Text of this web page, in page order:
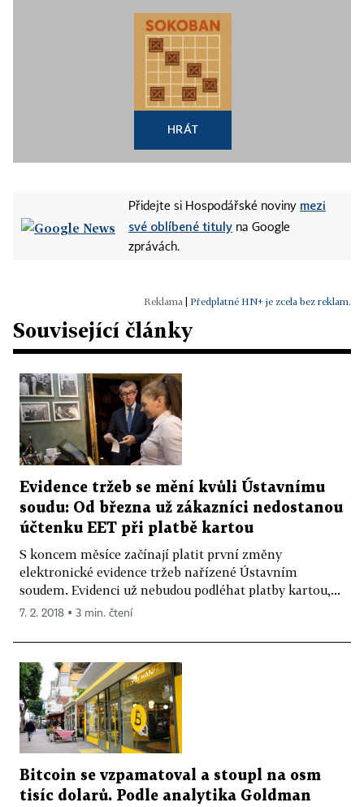
HRÁT
Přidejte si Hospodářské noviny mezi
své oblíbené tituly na Google
zprávách.
Předplatné HN+ je zcela bez reklam.
Související články
Evidence tržeb se mění kvůli Ústavnímu
soudu: Od března už zákazníci nedostanou
účtenku EET při platbě kartou
S koncem měsíce začínají platit první změny
elektronické evidence tržeb nařízené Ústavním
soudem. Evidenci už nebudou podléhat platby kartou,...
7. 2. 2018 ▪ 3 min. čtení
Bitcoin se vzpamatoval a stoupl na osm
tisíc dolarů. Podle analytika Goldman